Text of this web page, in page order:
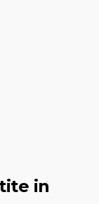
in